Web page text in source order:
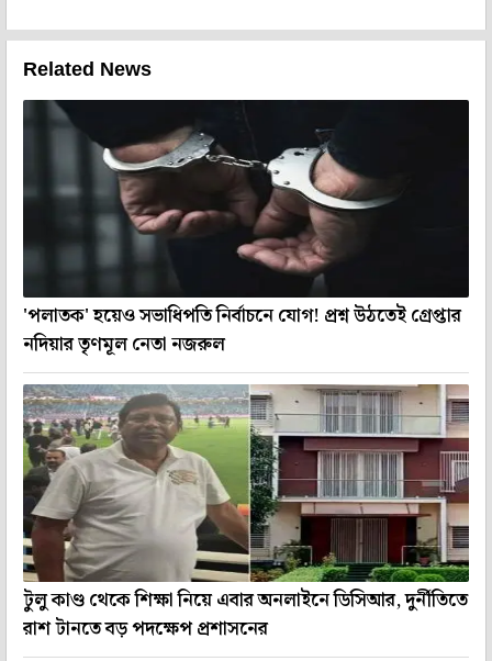
Related News
'পলাতক' হয়েও সভাধিপতি নির্বাচনে যোগ! প্রশ্ন উঠতেই গ্রেপ্তার
নদিয়ার তৃণমূল নেতা নজরুল
টুলু কাণ্ড থেকে শিক্ষা নিয়ে এবার অনলাইনে ডিসিআর, দুর্নীতিতে
রাশ টানতে বড় পদক্ষেপ প্রশাসনের